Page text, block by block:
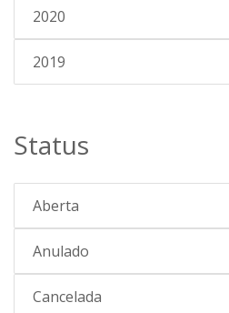
2020
2019
Status
Aberta
Anulado
Cancelada